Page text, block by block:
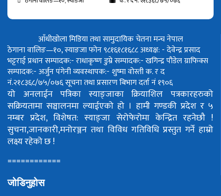
आँधीखोला मिडिया तथा सामुदायिक चेतना मन्च नेपाल
ठेगाना वालिङ—१०, स्याङजा फोन ९८१६१८१६८८अध्यक्ष: - देवेन्द्र प्रसाद
भट्टराईप्रधान सम्पादक:- राधाकृष्ण डुम्रेसम्पादक:- खगिन्द्र पौडेलग्राफिक्स
सम्पादक:- अर्जुन पंगेनीव्यवस्थापक:- शुष्मा वोस्तीक. र द
नं.२१८३६८/७५/०७६सूचना तथा प्रसारण बिभाग दर्ता नं १९०६
यो अनलाईन पत्रिका स्याङ्जाका क्रियाशिल पत्रकारहरुको
सक्रियतामा सञ्चालनमा ल्याईएको हो । हामी गण्डकी प्रदेश र ५
नम्बर प्रदेश, विशेषत: स्याङ्जा सेरोफेरोमा केन्द्रित रहनेछौ !
सुचना,जानकारी,मनोरञ्जन तथा विविध गतिविधि प्रस्तुत गर्ने हाम्रो
लक्ष्य रहेको छ !
============
जोडिनुहोस